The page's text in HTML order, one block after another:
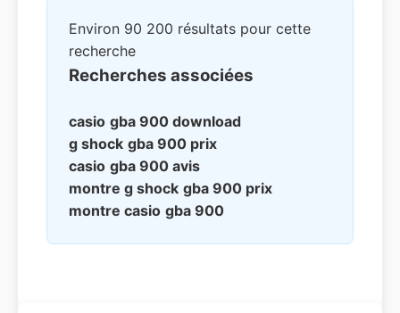
Environ 90 200 résultats pour cette
recherche
Recherches associées
casio gba 900 download
g shock gba 900 prix
casio gba 900 avis
montre g shock gba 900 prix
montre casio gba 900